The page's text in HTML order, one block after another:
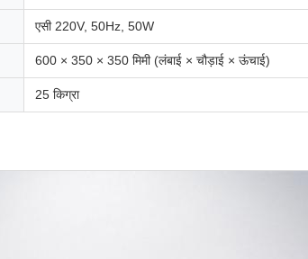
एसी 220V, 50Hz, 50W
600 × 350 × 350 मिमी (लंबाई × चौड़ाई × ऊंचाई)
25 किग्रा